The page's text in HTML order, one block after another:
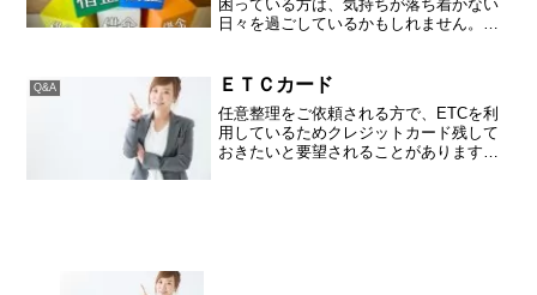
困っている方は、気持ちが落ち着かない
日々を過ごしているかもしれません。そ
社とは？アペンタクル株式会社は、以前
Q&A ＥＴＣカード
任意整理をご依頼される方で、ETCを利
用しているためクレジットカード残して
おきたいと要望されることがあります。